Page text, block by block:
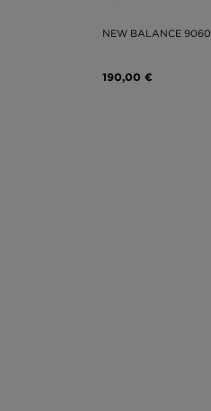
NEW BALANCE 9060
190,00 €